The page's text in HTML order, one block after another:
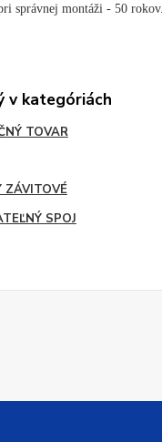
správnej montáži - 50 rokov.
v kategóriách
TOVAR
ZÁVITOVÉ
SPOJ